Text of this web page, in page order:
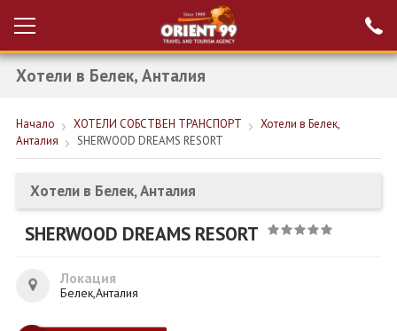
Вход за агенти
РАННИ ЗАПИСВАНИЯ ТУРЦИЯ
НОВА ГОДИНА ТУРЦИЯ
НОВА ГОДИНА
ПОЧИВКИ
КРУИЗИ
Хотели в Белек, Анталия
Начало ХОТЕЛИ СОБСТВЕН ТРАНСПОРТ
Хотели в Белек,
Анталия
SHERWOOD DREAMS RESORT
Хотели в Белек, Анталия
SHERWOOD DREAMS RESORT
Локация
Белек,Анталия